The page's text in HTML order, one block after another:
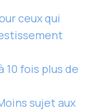
ceux qui
10 fois plus de
sujet aux